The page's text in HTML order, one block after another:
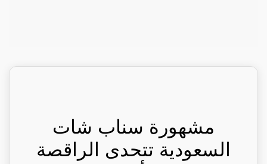
مشهورة سناب شات
السعودية تتحدى الراقصة